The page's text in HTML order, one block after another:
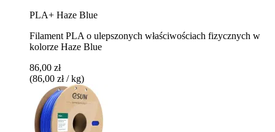
PLA+ Haze Blue
Filament PLA o ulepszonych właściwościach fizycznych w
kolorze Haze Blue
86,00 zł
(86,00 zł / kg)